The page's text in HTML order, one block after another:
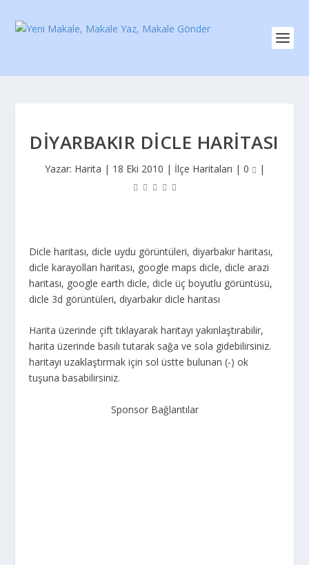
DIYARBAKIR DICLE HARITASI
Yazar: Harita | 18 Eki 2010 | İlçe Haritaları | 0 |
Dicle haritası, dicle uydu görüntüleri, diyarbakır haritası,
dicle karayolları haritası, google maps dicle, dicle arazi
haritası, google earth dicle, dicle üç boyutlu görüntüsü,
dicle 3d görüntüleri, diyarbakır dicle haritası
Harita üzerinde çift tıklayarak haritayı yakınlaştırabilir,
harita üzerinde basılı tutarak sağa ve sola gidebilirsiniz.
haritayı uzaklaştırmak için sol üstte bulunan (-) ok
tuşuna basabilirsiniz.
Sponsor Bağlantılar